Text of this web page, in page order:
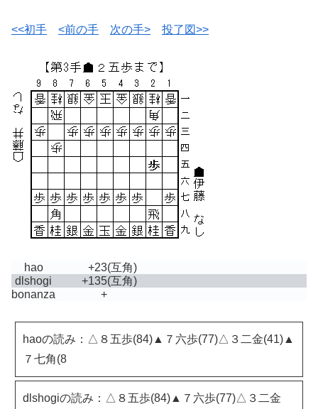
<<初手 <前の手 次の手> 投了図>>
hao +23(互角)
dlshogi
+135(互角)
bonanza
+
haoの読み：△８五歩(84)▲７六歩(77)△３二金(41)▲
７七角(8
dlshogiの読み：△８五歩(84)▲７六歩(77)△３二金